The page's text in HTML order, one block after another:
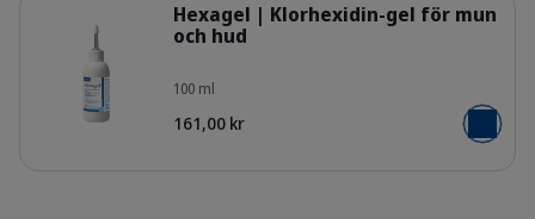
Hexagel | Klorhexidin-gel för mun
och hud
100 ml
161,00 kr Lägg i